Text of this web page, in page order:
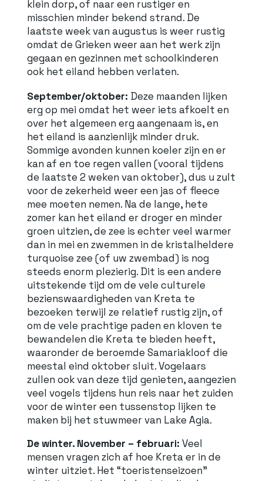
klein dorp, of naar een rustiger en
misschien minder bekend strand. De
laatste week van augustus is weer rustig
omdat de Grieken weer aan het werk zijn
gegaan en gezinnen met schoolkinderen
ook het eiland hebben verlaten.
September/oktober: Deze maanden lijken
erg op mei omdat het weer iets afkoelt en
over het algemeen erg aangenaam is, en
het eiland is aanzienlijk minder druk.
Sommige avonden kunnen koeler zijn en er
kan af en toe regen vallen (vooral tijdens
de laatste 2 weken van oktober), dus u zult
voor de zekerheid weer een jas of fleece
mee moeten nemen. Na de lange, hete
zomer kan het eiland er droger en minder
groen uitzien, de zee is echter veel warmer
dan in mei en zwemmen in de kristalheldere
turquoise zee (of uw zwembad) is nog
steeds enorm plezierig. Dit is een andere
uitstekende tijd om de vele culturele
bezienswaardigheden van Kreta te
bezoeken terwijl ze relatief rustig zijn, of
om de vele prachtige paden en kloven te
bewandelen die Kreta te bieden heeft,
waaronder de beroemde Samariakloof die
meestal eind oktober sluit. Vogelaars
zullen ook van deze tijd genieten, aangezien
veel vogels tijdens hun reis naar het zuiden
voor de winter een tussenstop lijken te
maken bij het stuwmeer van Lake Agia.
De winter. November – februari: Veel
mensen vragen zich af hoe Kreta er in de
winter uitziet. Het “toeristenseizoen”